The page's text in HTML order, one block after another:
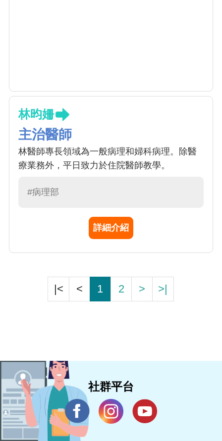
林昀姍
主治醫師
林醫師專長領域為一般病理和婦科病理。除醫
療業務外，平日致力於住院醫師教學。
#病理部
詳細介紹
|< < 1 2 > >|
社群平台